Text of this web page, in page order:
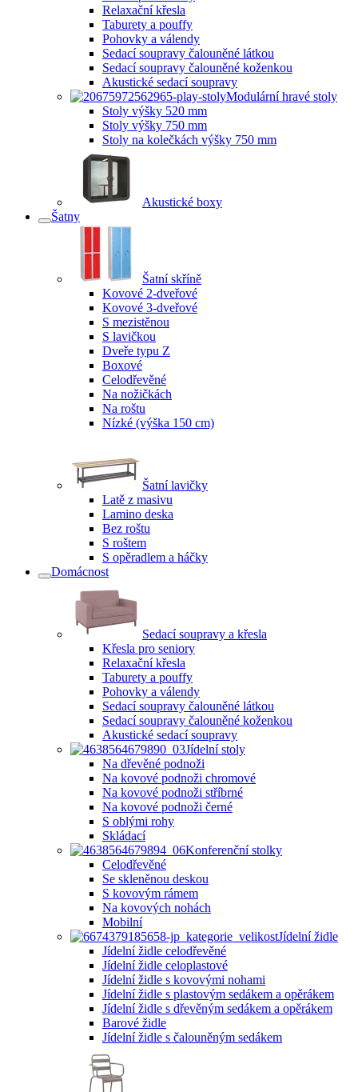
Relaxační křesla
Taburety a pouffy
Pohovky a válendy
Sedací soupravy čalouněné látkou
Sedací soupravy čalouněné koženkou
Akustické sedací soupravy
Modulární hravé stoly
Stoly výšky 520 mm
Stoly výšky 750 mm
Stoly na kolečkách výšky 750 mm
Akustické boxy
Šatny
Šatní skříně
Kovové 2-dveřové
Kovové 3-dveřové
S mezistěnou
S lavičkou
Dveře typu Z
Boxové
Celodřevěné
Na nožičkách
Na roštu
Nízké (výška 150 cm)
Šatní lavičky
Latě z masivu
Lamino deska
Bez roštu
S roštem
S opěradlem a háčky
Domácnost
Sedací soupravy a křesla
Křesla pro seniory
Relaxační křesla
Taburety a pouffy
Pohovky a válendy
Sedací soupravy čalouněné látkou
Sedací soupravy čalouněné koženkou
Akustické sedací soupravy
Jídelní stoly
Na dřevěné podnoži
Na kovové podnoži chromové
Na kovové podnoži stříbrné
Na kovové podnoži černé
S oblými rohy
Skládací
Konferenční stolky
Celodřevěné
Se skleněnou deskou
S kovovým rámem
Na kovových nohách
Mobilní
Jídelní židle
Jídelní židle celodřevěné
Jídelní židle celoplastové
Jídelní židle s kovovými nohami
Jídelní židle s plastovým sedákem a opěrákem
Jídelní židle s dřevěným sedákem a opěrákem
Barové židle
Jídelní židle s čalouněným sedákem